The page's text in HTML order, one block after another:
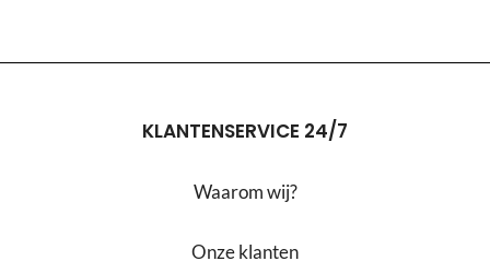
KLANTENSERVICE 24/7
Waarom wij?
Onze klanten